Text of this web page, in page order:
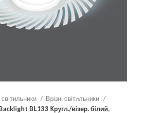
Врізні світильники
BL133 Кругл./візер. білий,